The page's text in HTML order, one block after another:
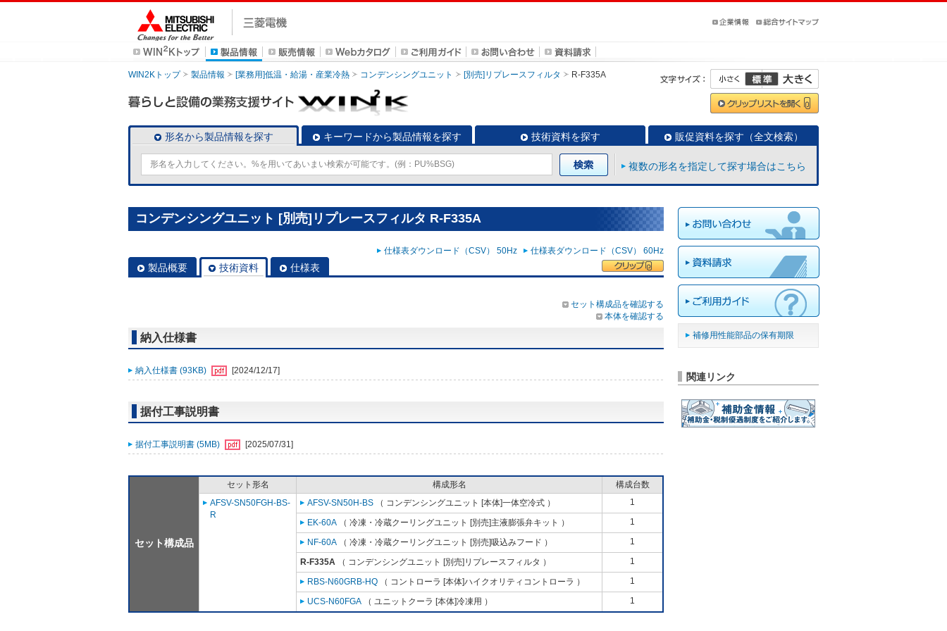
WIN2Kトップ 製品情報 [業務用]低温・給湯・産業冷熱 コンデンシングユニット [別売]リプレースフィルタ R-F335A
形名から製品情報を探す キーワードから製品情報を探す 技術資料を探す 販促資料を探す（全文検索）
複数の形名を指定して探す場合はこちら
コンデンシングユニット [別売]リプレースフィルタ R-F335A
仕様表ダウンロード（CSV） 50Hz 仕様表ダウンロード（CSV） 60Hz
製品概要 技術資料 仕様表
セット構成品を確認する
本体を確認する
納入仕様書
納入仕様書 (93KB) [2024/12/17]
据付工事説明書
据付工事説明書 (5MB) [2025/07/31]
セット構成品
セット形名 構成形名
構成台数
AFSV-SN50FGH-BS-
R
AFSV-SN50H-BS （ コンデンシングユニット [本体]一体空冷式 ） 1
EK-60A （ 冷凍・冷蔵クーリングユニット [別売]主液膨張弁キット ） 1
NF-60A （ 冷凍・冷蔵クーリングユニット [別売]吸込みフード ） 1
R-F335A （ コンデンシングユニット [別売]リプレースフィルタ ） 1
RBS-N60GRB-HQ （ コントローラ [本体]ハイクオリティコントローラ ） 1
UCS-N60FGA （ ユニットクーラ [本体]冷凍用 ） 1
補修用性能部品の保有期限
関連リンク